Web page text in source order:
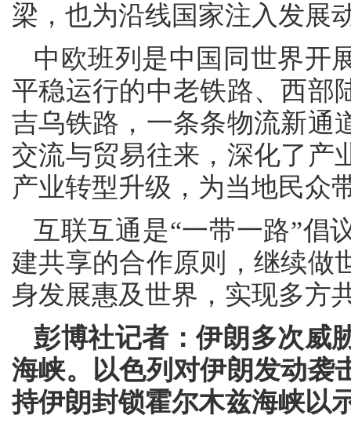
梁，也为沿线国家注入发展
中欧班列是中国同世界开
平稳运行的中老铁路、西部
吉乌铁路，一条条物流新通
交流与贸易往来，深化了产
产业转型升级，为当地民众
互联互通是“一带一路”倡
建共享的合作原则，继续做
身发展惠及世界，实现多方
彭博社记者：伊朗多次威
海峡。以色列对伊朗发动袭
持伊朗封锁霍尔木兹海峡以